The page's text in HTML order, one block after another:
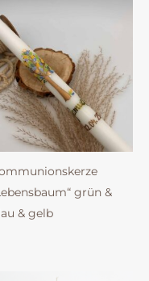
grün &
& gelb